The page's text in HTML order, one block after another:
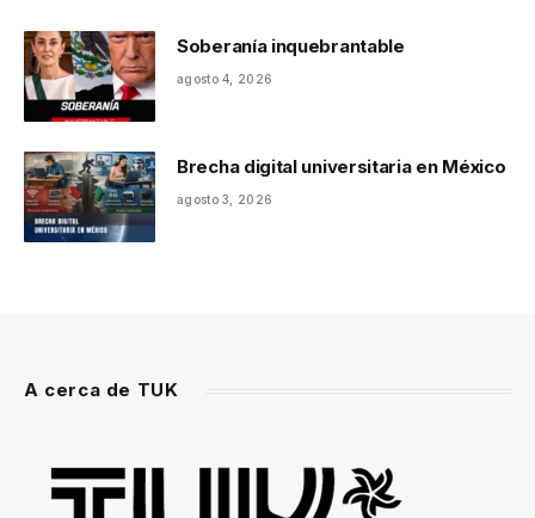
Soberanía inquebrantable
agosto 4, 2026
Brecha digital universitaria en México
agosto 3, 2026
A cerca de TUK